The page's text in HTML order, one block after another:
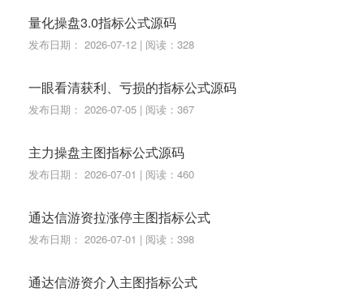
STICKLINE(主力掘金,0,主力线,1,0 ),COLORFF00FF;
DRAWICON(主力掘金,主力线,5);
FF00FF;
DRAWTEXT(CROSS(0.9,1/VOL*1000>0.01 AND "KD
J.J"<0),L*1,' 地量'),COLORWHITE;
DRAWICON(CROSS(VAR10,主力线),VAR10,2);
量化操盘3.0指标公式源码
发布日期： 2026-07-12 | 阅读：328
一眼看清获利、亏损的指标公式源码
发布日期： 2026-07-05 | 阅读：367
主力操盘主图指标公式源码
发布日期： 2026-07-01 | 阅读：460
通达信游资拉涨停主图指标公式
发布日期： 2026-07-01 | 阅读：398
通达信游资介入主图指标公式